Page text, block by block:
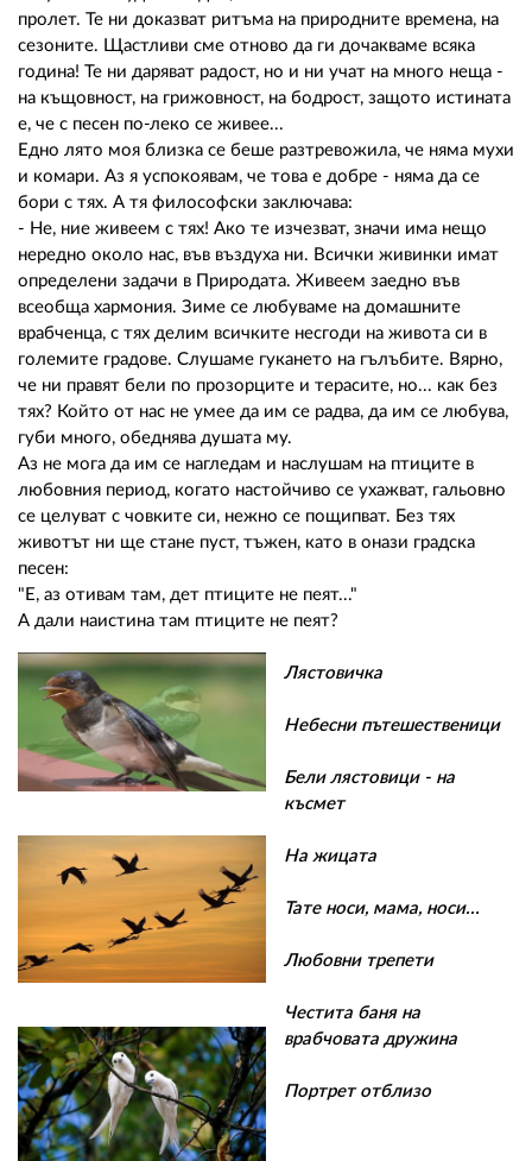
пролет. Те ни доказват ритъма на природните времена, на
сезоните. Щастливи сме отново да ги дочакваме всяка
година! Те ни даряват радост, но и ни учат на много неща -
на къщовност, на грижовност, на бодрост, защото истината
е, че с песен по-леко се живее...
Едно лято моя близка се беше разтревожила, че няма мухи
и комари. Аз я успокоявам, че това е добре - няма да се
бори с тях. А тя философски заключава:
- Не, ние живеем с тях! Ако те изчезват, значи има нещо
нередно около нас, във въздуха ни. Всички живинки имат
определени задачи в Природата. Живеем заедно във
всеобща хармония. Зиме се любуваме на домашните
врабченца, с тях делим всичките несгоди на живота си в
големите градове. Слушаме гукането на гълъбите. Вярно,
че ни правят бели по прозорците и терасите, но... как без
тях? Който от нас не умее да им се радва, да им се любува,
губи много, обеднява душата му.
Аз не мога да им се нагледам и наслушам на птиците в
любовния период, когато настойчиво се ухажват, гальовно
се целуват с човките си, нежно се пощипват. Без тях
животът ни ще стане пуст, тъжен, като в онази градска
песен:
"Е, аз отивам там, дет птиците не пеят..."
А дали наистина там птиците не пеят?
Лястовичка
Небесни пътешественици
Бели лястовици - на
късмет
На жицата
Тате носи, мама, носи...
Любовни трепети
Честита баня на
врабчовата дружина
Портрет отблизо